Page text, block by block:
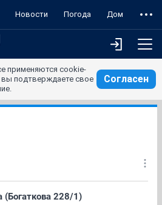
Новости Погода Дом
применяются cookie-
вы подтверждаете свое
Согласен
(Богаткова 228/1)